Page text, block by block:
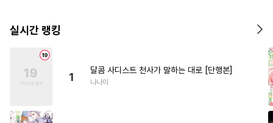
실시간 랭킹
1
달콤 사디스트 천사가 말하는 대로 [단행본]
나나이